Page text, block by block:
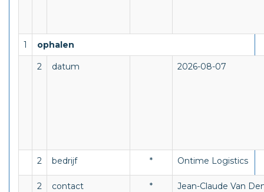
1 ophalen
2 datum 2026-08-07
2 bedrijf * Ontime Logistics
2 contact * Jean-Claude Van